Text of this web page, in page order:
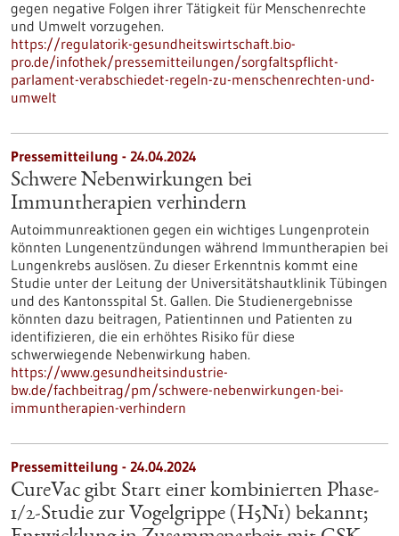
gegen negative Folgen ihrer Tätigkeit für Menschenrechte
und Umwelt vorzugehen.
https://regulatorik-gesundheitswirtschaft.bio-
pro.de/infothek/pressemitteilungen/sorgfaltspflicht-
parlament-verabschiedet-regeln-zu-menschenrechten-und-
umwelt
Pressemitteilung - 24.04.2024
Schwere Nebenwirkungen bei
Immuntherapien verhindern
Autoimmunreaktionen gegen ein wichtiges Lungenprotein
könnten Lungenentzündungen während Immuntherapien bei
Lungenkrebs auslösen. Zu dieser Erkenntnis kommt eine
Studie unter der Leitung der Universitätshautklinik Tübingen
und des Kantonsspital St. Gallen. Die Studienergebnisse
könnten dazu beitragen, Patientinnen und Patienten zu
identifizieren, die ein erhöhtes Risiko für diese
schwerwiegende Nebenwirkung haben.
https://www.gesundheitsindustrie-
bw.de/fachbeitrag/pm/schwere-nebenwirkungen-bei-
immuntherapien-verhindern
Pressemitteilung - 24.04.2024
CureVac gibt Start einer kombinierten Phase-
1/2-Studie zur Vogelgrippe (H5N1) bekannt;